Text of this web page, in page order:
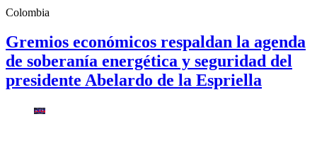
Colombia
Gremios económicos respaldan la agenda
de soberanía energética y seguridad del
presidente Abelardo de la Espriella